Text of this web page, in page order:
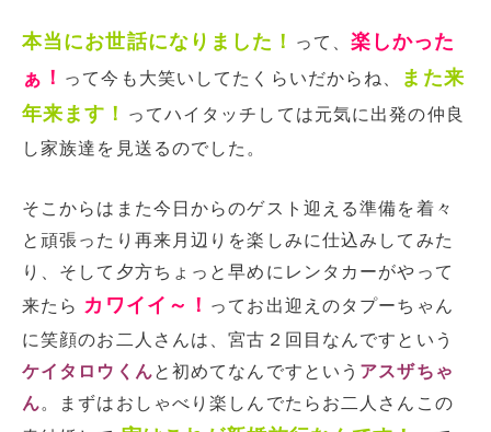
本当にお世話になりました！ って、 楽しかった
ぁ！ って今も大笑いしてたくらいだからね、
また来
年来ます！
ってハイタッチしては元気に出発の仲良
し家族達を見送るのでした。
そこからはまた今日からのゲスト迎える準備を着々
と頑張ったり再来月辺りを楽しみに仕込みしてみた
り、そして夕方ちょっと早めにレンタカーがやって
来たら カワイイ～！ ってお出迎えのタプーちゃん
に笑顔のお二人さんは、宮古２回目なんですという
ケイタロウくんと初めてなんですという アスザちゃ
ん。まずはおしゃべり楽しんでたらお二人さんこの